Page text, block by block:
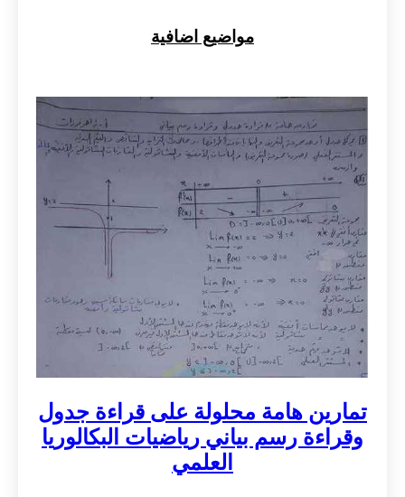
مواضيع اضافية
تمارين هامة محلولة على قراءة جدول
وقراءة رسم بياني رياضيات البكالوريا
العلمي